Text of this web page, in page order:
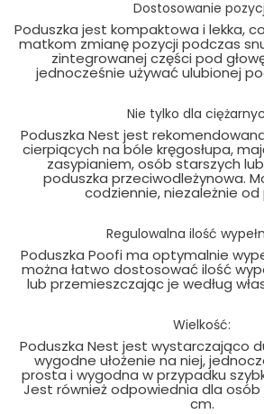
Dostosowanie
Poduszka jest kompaktowa i lekka,
matkom zmianę pozycji podczas
zintegrowanej części pod
jednocześnie używać ulubionej
Nie tylko dla
Poduszka Nest jest
cierpiących na bóle kręgosłupa,
zasypianiem, osób starszych
poduszka przeciwodleżynowa.
codziennie, niezależnie
Regulowalna ilość
Poduszka Poofi ma optymalnie
można łatwo dostosować ilość
lub przemieszczając je według
Wielkość:
Poduszka Nest jest wystarczająco
wygodne ułożenie na niej,
prosta i wygodna w przypadku
Jest również odpowiednia dla osób
cm.